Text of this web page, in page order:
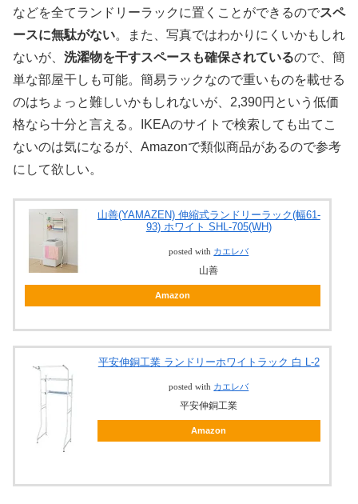
などを全てランドリーラックに置くことができるのでスペ
ースに無駄がない。また、写真ではわかりにくいかもしれ
ないが、 洗濯物を干すスペースも確保されているので、簡
単な部屋干しも可能。簡易ラックなので重いものを載せる
のはちょっと難しいかもしれないが、2,390円という低価
格なら十分と言える。IKEAのサイトで検索しても出てこ
ないのは気になるが、Amazonで類似商品があるので参考
にして欲しい。
山善(YAMAZEN) 伸縮式ランドリーラック(幅61-
93) ホワイト SHL-705(WH)
posted with カエレバ
山善
Amazon
平安伸銅工業 ランドリーホワイトラック 白 L-2
posted with カエレバ
平安伸銅工業
Amazon